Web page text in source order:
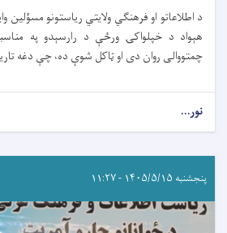
هېواد د خپلواکۍ ورځې د رارسېدو په
چمتووالی روان دی او ټاکل شوې ده، چې دغه
نور...
پنجشنبه ۱۴۰۵/۵/۱۵ - ۱۱:۲۷